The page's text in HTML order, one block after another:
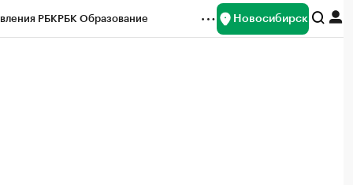
РБКРБК Образование Новосибирск